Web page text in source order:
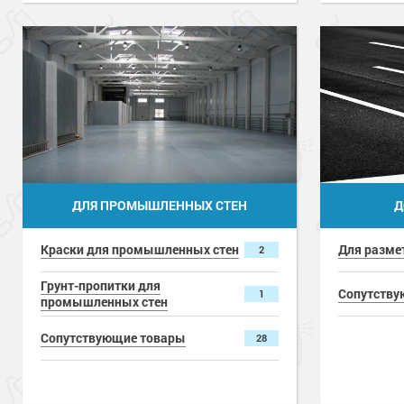
бетонного
Серия
Сопутствующие товары 28
ДЛЯ ПРОМЫШЛЕННЫХ СТЕН
Краски для промышленных стен 2
Грунт-пропитки для
промышленных стен
1
Сопутствующие товары 28
Для